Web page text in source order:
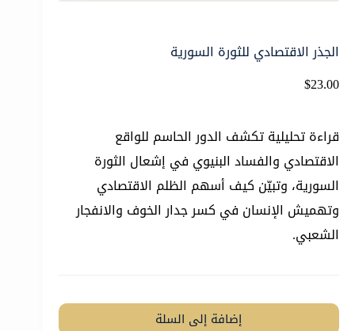
الجذر الاقتصادي للثورة السورية
$23.00
قراءة تحليلية تكشف الدور الحاسم للواقع
الاقتصادي والفساد البنيوي في إشعال الثورة
السورية، وتبيّن كيف أسهم الظلم الاقتصادي
وتهميش الإنسان في كسر جدار الخوف والانفجار
الشعبي.
إضافة إلى السلة